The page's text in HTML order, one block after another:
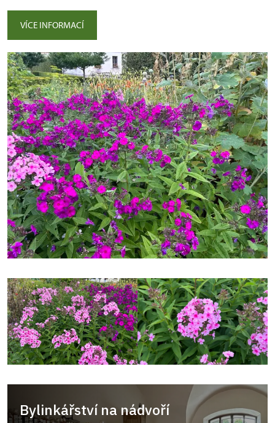
VÍCE INFORMACÍ
Bylinkářství na nádvoří